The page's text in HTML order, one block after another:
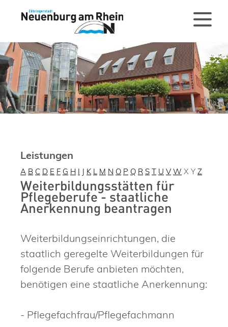
Leistungen
A B C D E F G H I J K L M N O P Q R S T U V W X Y Z
Weiterbildungsstätten für
Pflegeberufe - staatliche
Anerkennung beantragen
Weiterbildungseinrichtungen, die
staatlich geregelte Weiterbildungen für
folgende Berufe anbieten möchten,
benötigen eine staatliche Anerkennung:
- Pflegefachfrau/Pflegefachmann